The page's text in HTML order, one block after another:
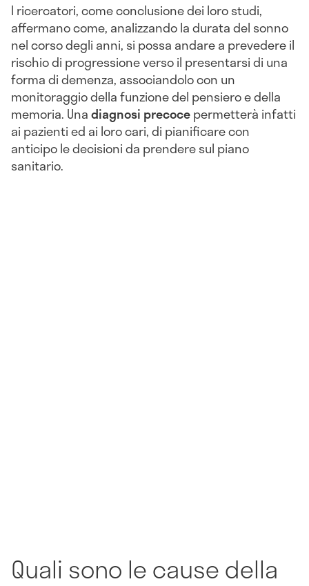
I ricercatori, come conclusione dei loro studi,
affermano come, analizzando la durata del sonno
nel corso degli anni, si possa andare a prevedere il
rischio di progressione verso il presentarsi di una
forma di demenza, associandolo con un
monitoraggio della funzione del pensiero e della
memoria. Unadiagnosi precocepermetterà infatti
ai pazienti ed ai loro cari, di pianificare con
anticipo le decisioni da prendere sul piano
sanitario.
Quali sono le cause della